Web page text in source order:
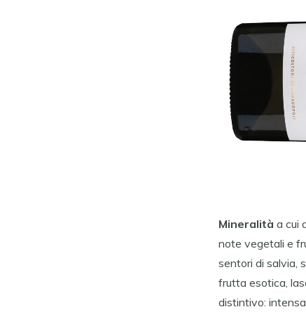
Mineralità a cui
note vegetali e
sentori di salvia,
frutta esotica,
distintivo: